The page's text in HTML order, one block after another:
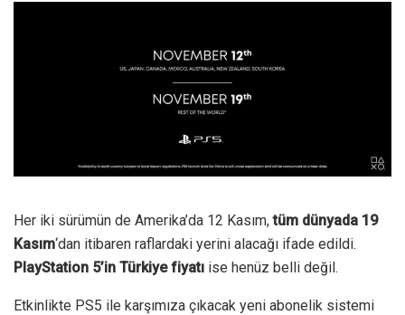
Her iki sürümün de Amerika’da 12 Kasım,tüm dünyada 19
Kasım‘dan itibaren raflardaki yerini alacağı ifade edildi.
PlayStation 5’in Türkiye fiyatı ise henüz belli değil.
Etkinlikte PS5 ile karşımıza çıkacak yeni abonelik sistemi